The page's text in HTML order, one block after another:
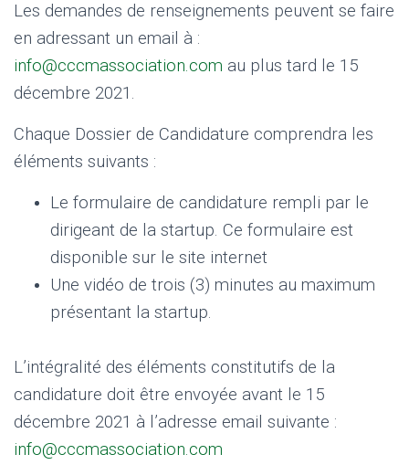
Les demandes de renseignements peuvent se faire
en adressant un email à :
info@cccmassociation.com au plus tard le 15
décembre 2021.
Chaque Dossier de Candidature comprendra les
éléments suivants :
Le formulaire de candidature rempli par le
dirigeant de la startup. Ce formulaire est
disponible sur le site internet
Une vidéo de trois (3) minutes au maximum
présentant la startup.
L’intégralité des éléments constitutifs de la
candidature doit être envoyée avant le 15
décembre 2021 à l’adresse email suivante :
info@cccmassociation.com